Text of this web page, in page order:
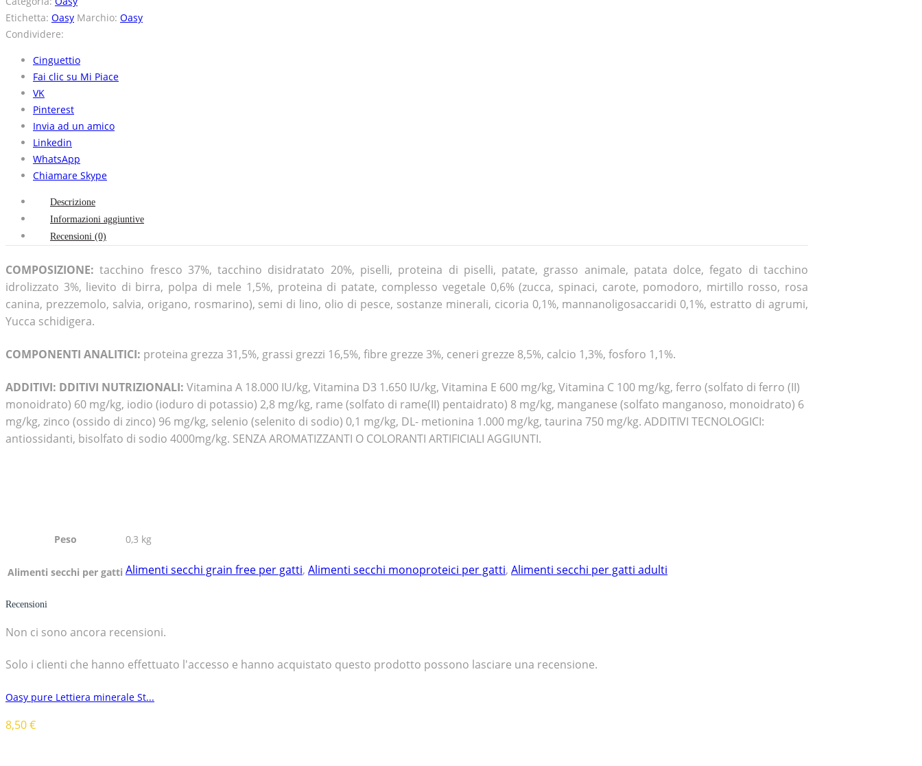
Etichetta: Oasy Marchio: Oasy
Condividere:
Cinguettio
Fai clic su Mi Piace
VK
Pinterest
Invia ad un amico
Linkedin
WhatsApp
Chiamare Skype
Descrizione
Informazioni aggiuntive
Recensioni (0)
COMPOSIZIONE:tacchino fresco 37%, tacchino disidratato 20%, piselli, proteina di piselli, patate, grasso animale, patata dolce, fegato di tacchino
idrolizzato 3%, lievito di birra, polpa di mele 1,5%, proteina di patate, complesso vegetale 0,6% (zucca, spinaci, carote, pomodoro, mirtillo rosso, rosa
canina, prezzemolo, salvia, origano, rosmarino), semi di lino, olio di pesce, sostanze minerali, cicoria 0,1%, mannanoligosaccaridi 0,1%, estratto di agrumi,
Yucca schidigera.
COMPONENTI ANALITICI: proteina grezza 31,5%, grassi grezzi 16,5%, fibre grezze 3%, ceneri grezze 8,5%, calcio 1,3%, fosforo 1,1%.
ADDITIVI: DDITIVI NUTRIZIONALI: Vitamina A 18.000 IU/kg, Vitamina D3 1.650 IU/kg, Vitamina E 600 mg/kg, Vitamina C 100 mg/kg, ferro (solfato di ferro (II)
monoidrato) 60 mg/kg, iodio (ioduro di potassio) 2,8 mg/kg, rame (solfato di rame(II) pentaidrato) 8 mg/kg, manganese (solfato manganoso, monoidrato) 6
mg/kg, zinco (ossido di zinco) 96 mg/kg, selenio (selenito di sodio) 0,1 mg/kg, DL- metionina 1.000 mg/kg, taurina 750 mg/kg. ADDITIVI TECNOLOGICI:
antiossidanti, bisolfato di sodio 4000mg/kg. SENZA AROMATIZZANTI O COLORANTI ARTIFICIALI AGGIUNTI.
Peso 0,3 kg
Alimenti secchi per gatti Alimenti secchi grain free per gatti, Alimenti secchi monoproteici per gatti, Alimenti secchi per gatti adulti
Recensioni
Non ci sono ancora recensioni.
Solo i clienti che hanno effettuato l'accesso e hanno acquistato questo prodotto possono lasciare una recensione.
Oasy pure Lettiera minerale St...
8,50€